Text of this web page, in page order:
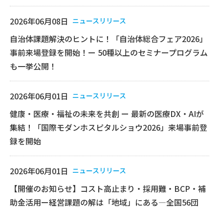
2026年06月08日 ニュースリリース
自治体課題解決のヒントに！「自治体総合フェア2026」
事前来場登録を開始！ー 50種以上のセミナープログラム
も一挙公開！
2026年06月01日 ニュースリリース
健康・医療・福祉の未来を共創 ー 最新の医療DX・AIが
集結！「国際モダンホスピタルショウ2026」来場事前登
録を開始
2026年06月01日 ニュースリリース
【開催のお知らせ】コスト高止まり・採用難・BCP・補
助金活用ー経営課題の解は「地域」にある―全国56団